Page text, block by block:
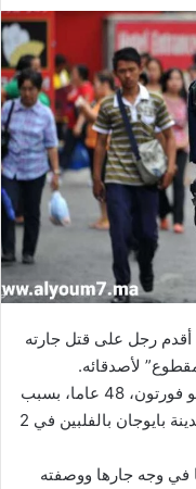
رجل على قتل جارته
وكانت روزالينا أبينج أسيلو قد واجهت ماريو فورتون، 48 عاما، بسبب
الزهور المزروعة بالقرب من منزلها في مدينة بايوجان بالفلبين في 2
في وجه جارها ووصفته